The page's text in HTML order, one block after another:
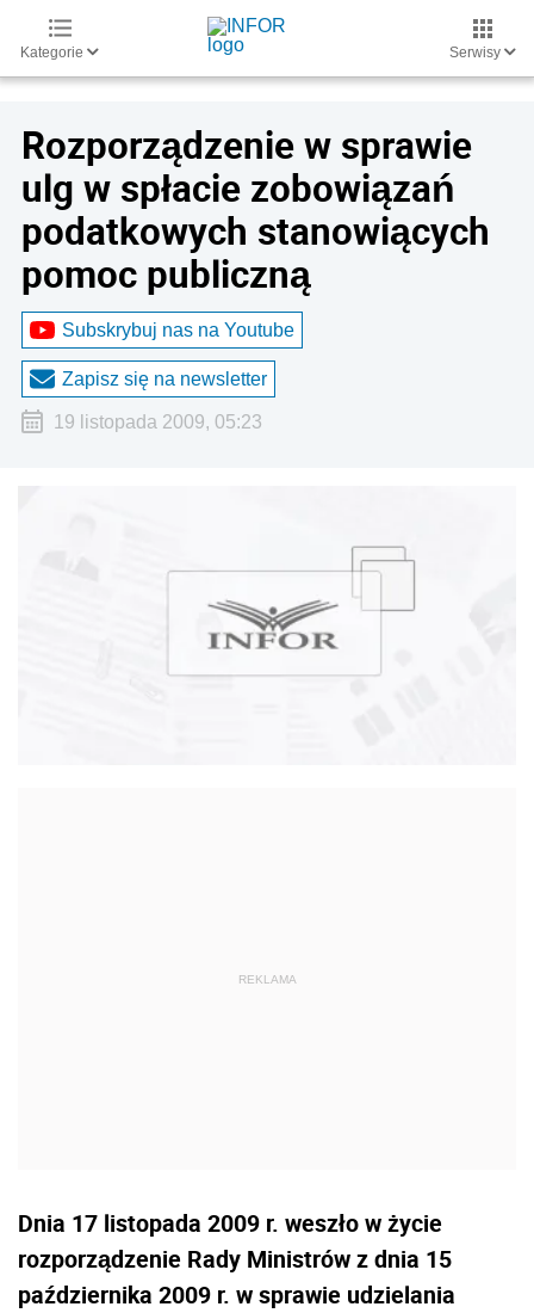
Kategorie Serwisy
Rozporządzenie w sprawie
ulg w spłacie zobowiązań
podatkowych stanowiących
pomoc publiczną
Subskrybuj nas na Youtube
Zapisz się na newsletter
19 listopada 2009, 05:23
Dnia 17 listopada 2009 r. weszło w życie
rozporządzenie Rady Ministrów z dnia 15
października 2009 r. w sprawie udzielania